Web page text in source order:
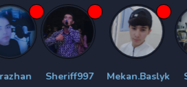
Mekan.Baslyk SadaBoy